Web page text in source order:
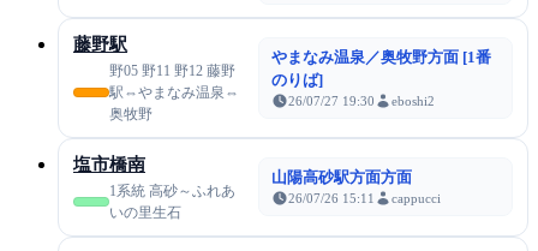
藤野駅
野05 野11 野12 藤野
駅⇔やまなみ温泉⇔
奥牧野
やまなみ温泉／奥牧野方面 [1番
のりば]
26/07/27 19:30 eboshi2
塩市橋南
1系統 高砂～ふれあ
いの里生石
山陽高砂駅方面方面
26/07/26 15:11 cappucci